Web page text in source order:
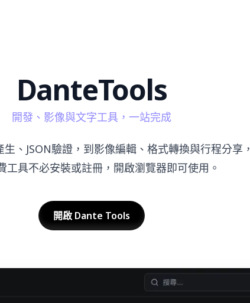
DanteTools
開發、影像與文字工具，一站完成
、JSON驗證，到影像編輯、格式轉換與行程分享，
工具不必安裝或註冊，開啟瀏覽器即可使用。
開啟 Dante Tools